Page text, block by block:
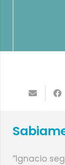
“Ignacio